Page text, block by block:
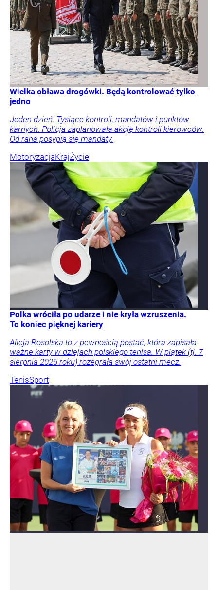
Wielka obława drogówki. Będą kontrolować tylko
jedno
Jeden dzień. Tysiące kontroli, mandatów i punktów
karnych. Policja zaplanowała akcję kontroli kierowców.
Od rana posypią się mandaty.
MotoryzacjaKrajŻycie
Polka wróciła po udarze i nie kryła wzruszenia.
To koniec pięknej kariery
Alicja Rosolska to z pewnością postać, która zapisała
ważne karty w dziejach polskiego tenisa. W piątek (tj. 7
sierpnia 2026 roku) rozegrała swój ostatni mecz.
TenisSport